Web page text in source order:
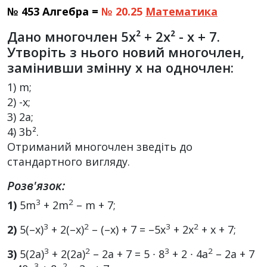
№ 453 Алгебра = № 20.25 Математика
Дано многочлен 5x² + 2x² - x + 7.
Утворіть з нього новий многочлен,
замінивши змінну x на одночлен:
1) m;
2) -х;
3) 2a;
4) 3b².
Отриманий многочлен зведіть до
стандартного вигляду.
Розв'язок:
1) 5m3 + 2m2 – m + 7;
2) 5(–х)3 + 2(–х)2 – (–х) + 7 = –5х3 + 2x2 + х + 7;
3) 5(2а)3 + 2(2а)2 – 2а + 7 = 5 ∙ 83 + 2 ∙ 4а2 – 2а + 7